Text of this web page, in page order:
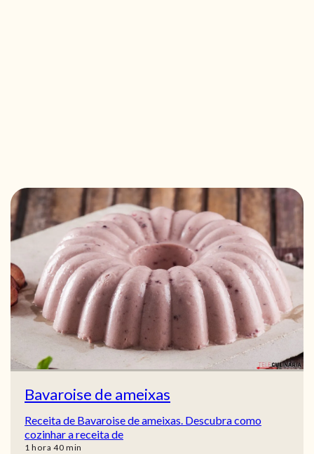
Bavaroise de ameixas
Receita de Bavaroise de ameixas. Descubra como
cozinhar a receita de
1 hora
hora 40min
min